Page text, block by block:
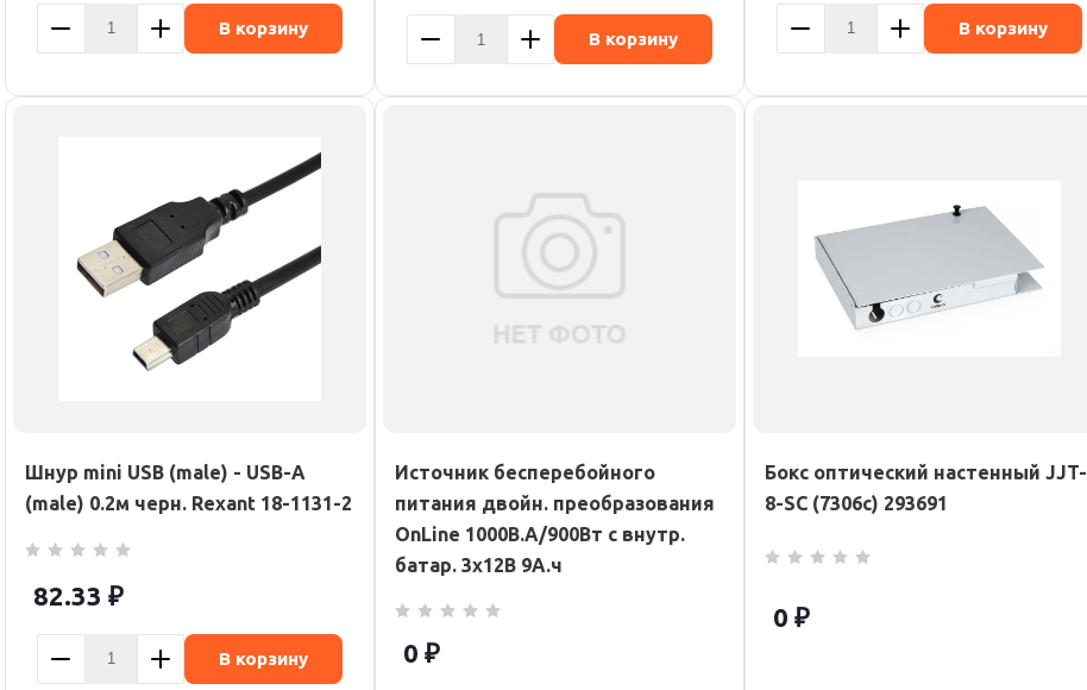
В корзину
В корзину
В корзину
Шнур mini USB (male) - USB-A
(male) 0.2м черн. Rexant 18-1131-2
82.33 ₽
В корзину
Источник бесперебойного
питания двойн. преобразования
OnLine 1000В.А/900Вт с внутр.
батар. 3х12В 9А.ч
0 ₽
Бокс оптический настенный JJT-
8-SC (7306c) 293691
0 ₽